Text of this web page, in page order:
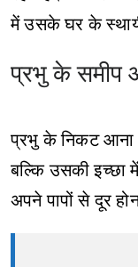
में उसके घर के
प्रभु के समीप
प्रभु के निकट आना
बल्कि उसकी
अपने पापों से दूर